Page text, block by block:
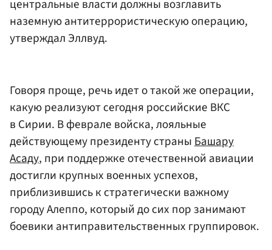
центральные власти должны возглавить
наземную антитеррористическую операцию,
утверждал Эллвуд.
Говоря проще, речь идет о такой же операции,
какую реализуют сегодня российские ВКС
в Сирии. В феврале войска, лояльные
действующему президенту страныБашару
Асаду, при поддержке отечественной авиации
достигли крупных военных успехов,
приблизившись к стратегически важному
городу Алеппо, который до сих пор занимают
боевики антиправительственных группировок.